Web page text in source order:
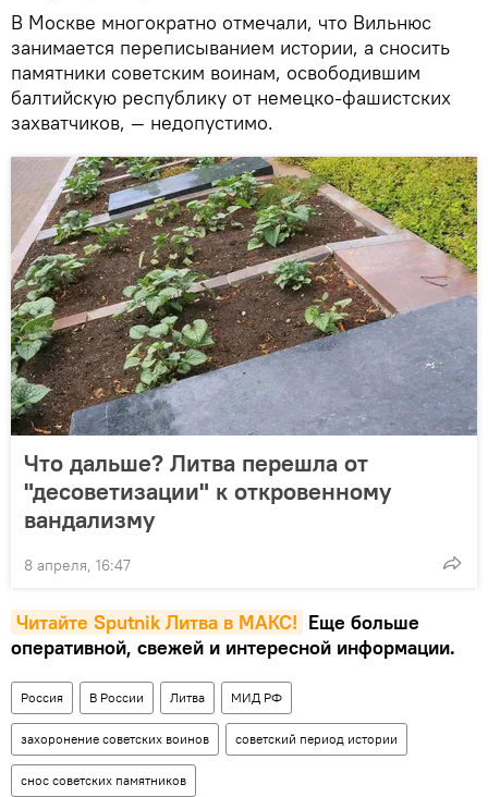
В Москве многократно отмечали, что Вильнюс
занимается переписыванием истории, а сносить
памятники советским воинам, освободившим
балтийскую республику от немецко-фашистских
захватчиков, — недопустимо.
Что дальше? Литва перешла от
"десоветизации" к откровенному
вандализму
8 апреля, 16:47
Читайте Sputnik Литва в MAКС! Еще больше
оперативной, свежей и интересной информации.
Россия В России Литва МИД РФ
захоронение советских воинов советский период истории
снос советских памятников